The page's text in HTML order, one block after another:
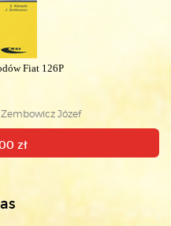
Fiat 126P
Józef
zł